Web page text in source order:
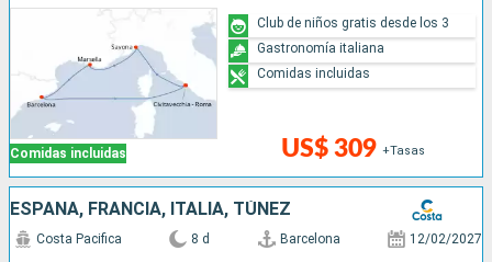
Comidas incluidas US$ 309 +Tasas
Club de niños gratis desde los 3
Gastronomía italiana
Comidas incluidas
ESPAÑA, FRANCIA, ITALIA, TÚNEZ
Costa Pacifica 8 d Barcelona 12/02/2027